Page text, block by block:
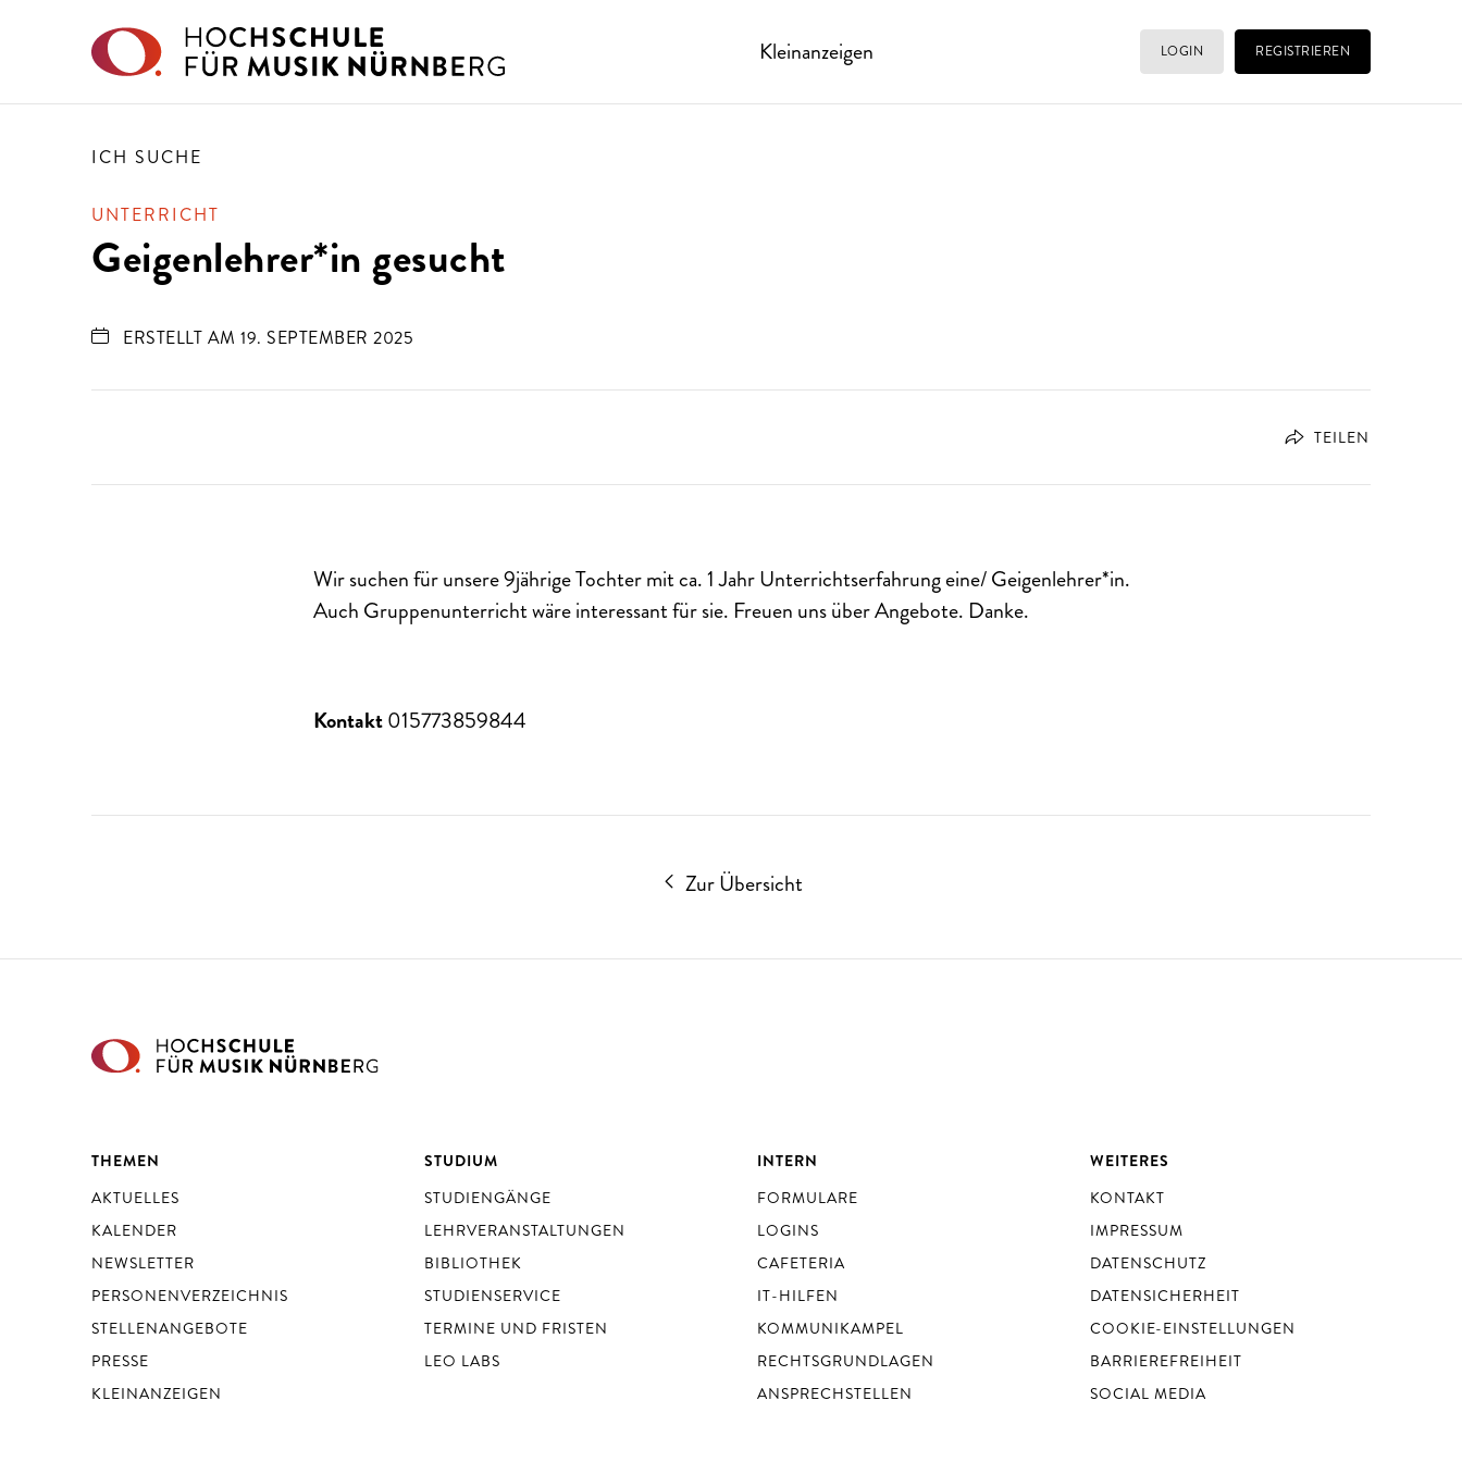
Kleinanzeigen
LOGIN REGISTRIEREN
ICH SUCHE
UNTERRICHT
Geigenlehrer*in gesucht
ERSTELLT AM 19. SEPTEMBER 2025
TEILEN
Wir suchen für unsere 9jährige Tochter mit ca. 1 Jahr Unterrichtserfahrung eine/ Geigenlehrer*in.
Auch Gruppenunterricht wäre interessant für sie. Freuen uns über Angebote. Danke.
Kontakt015773859844
Zur Übersicht
THEMEN
AKTUELLES
KALENDER
NEWSLETTER
PERSONENVERZEICHNIS
STELLENANGEBOTE
PRESSE
KLEINANZEIGEN
STUDIUM
STUDIENGÄNGE
LEHRVERANSTALTUNGEN
BIBLIOTHEK
STUDIENSERVICE
TERMINE UND FRISTEN
LEO LABS
INTERN
FORMULARE
LOGINS
CAFETERIA
IT-HILFEN
KOMMUNIKAMPEL
RECHTSGRUNDLAGEN
ANSPRECHSTELLEN
WEITERES
KONTAKT
IMPRESSUM
DATENSCHUTZ
DATENSICHERHEIT
COOKIE-EINSTELLUNGEN
BARRIEREFREIHEIT
SOCIAL MEDIA